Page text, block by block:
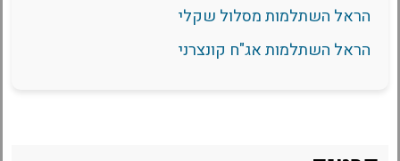
הראל השתלמות מסלול שקלי
הראל השתלמות אג"ח קונצרני